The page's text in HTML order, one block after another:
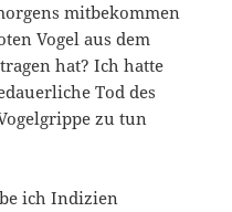
mitbekommen
Vogel aus dem
hat? Ich hatte
Tod des
zu tun
ich Indizien